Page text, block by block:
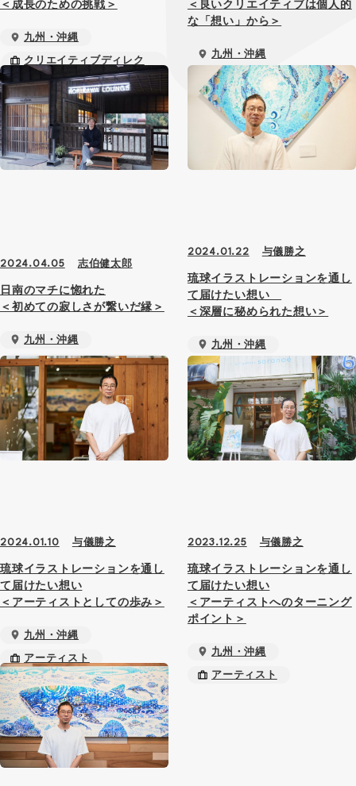
＜成長のための挑戦＞
九州・沖縄
クリエイティブディレク
＜良いクリエイティブは個人的
な「想い」から＞
九州・沖縄
クリエイティブディレク
ター
2024.04.05 志伯健太郎
日南のマチに惚れた
＜初めての寂しさが繋いだ縁＞
九州・沖縄
クリエイティブディレク
ター
2024.01.22 与儀勝之
琉球イラストレーションを通し
て届けたい想い
＜深層に秘められた想い＞
九州・沖縄
アーティスト
2024.01.10 与儀勝之
琉球イラストレーションを通し
て届けたい想い
＜アーティストとしての歩み＞
九州・沖縄
アーティスト
2023.12.25 与儀勝之
琉球イラストレーションを通し
て届けたい想い
＜アーティストへのターニング
ポイント＞
九州・沖縄
アーティスト